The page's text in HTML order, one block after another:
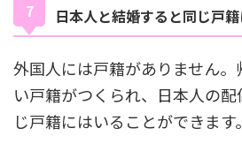
日本人と結婚すると同じ戸
外国人には戸籍がありません。
い戸籍がつくられ、日本人の
じ戸籍にはいることができます。